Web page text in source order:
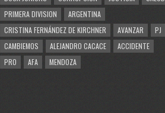
PRIMERA DIVISION
ARGENTINA
CRISTINA FERNÁNDEZ DE KIRCHNER
AVANZAR
PJ
CAMBIEMOS
ALEJANDRO CACACE
ACCIDENTE
PRO
AFA MENDOZA